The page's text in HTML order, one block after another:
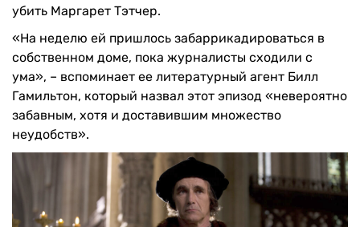
убить Маргарет Тэтчер.
«На неделю ей пришлось забаррикадироваться в
собственном доме, пока журналисты сходили с
ума», – вспоминает ее литературный агент Билл
Гамильтон, который назвал этот эпизод «невероятно
забавным, хотя и доставившим множество
неудобств».